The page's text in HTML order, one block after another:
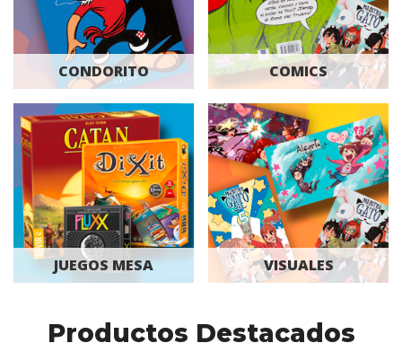
CONDORITO COMICS
JUEGOS MESA VISUALES
Productos Destacados